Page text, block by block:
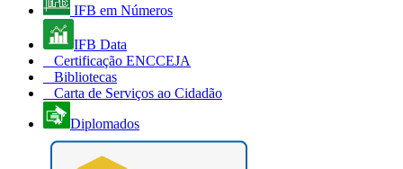
IFB em Números
IFB Data
Certificação ENCCEJA
Bibliotecas
Carta de Serviços ao Cidadão
Diplomados